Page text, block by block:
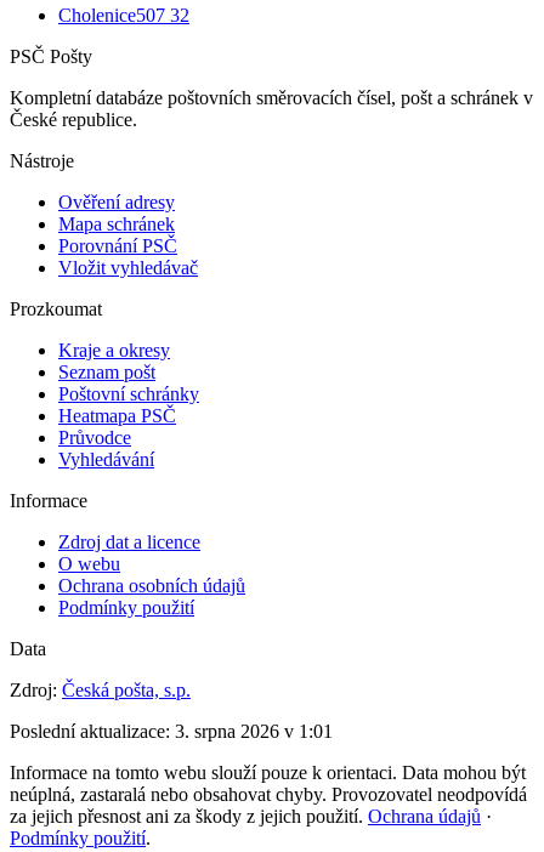
Cholenice507 32
PSČ Pošty
Kompletní databáze poštovních směrovacích čísel, pošt a schránek v
České republice.
Nástroje
Ověření adresy
Mapa schránek
Porovnání PSČ
Vložit vyhledávač
Prozkoumat
Kraje a okresy
Seznam pošt
Poštovní schránky
Heatmapa PSČ
Průvodce
Vyhledávání
Informace
Zdroj dat a licence
O webu
Ochrana osobních údajů
Podmínky použití
Data
Zdroj: Česká pošta, s.p.
Poslední aktualizace: 3. srpna 2026 v 1:01
Informace na tomto webu slouží pouze k orientaci. Data mohou být
neúplná, zastaralá nebo obsahovat chyby. Provozovatel neodpovídá
za jejich přesnost ani za škody z jejich použití. Ochrana údajů ·
Podmínky použití.